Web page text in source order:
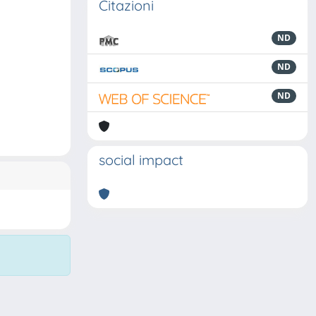
Citazioni
ND
ND
ND
social impact